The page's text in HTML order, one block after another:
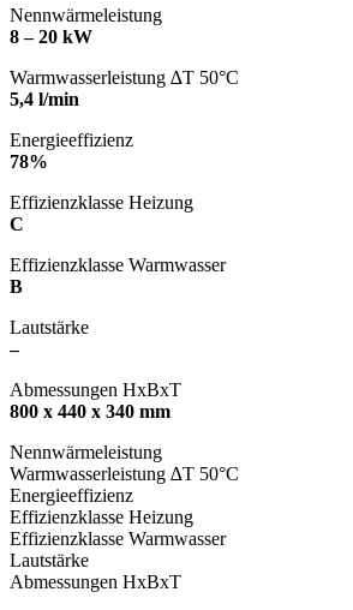
Nennwärmeleistung
8 – 20 kW
Warmwasserleistung ∆T 50°C
5,4 l/min
Energieeffizienz
78%
Effizienzklasse Heizung
C
Effizienzklasse Warmwasser
B
Lautstärke
–
Abmessungen HxBxT
800 x 440 x 340 mm
Nennwärmeleistung
Warmwasserleistung ∆T 50°C
Energieeffizienz
Effizienzklasse Heizung
Effizienzklasse Warmwasser
Lautstärke
Abmessungen HxBxT